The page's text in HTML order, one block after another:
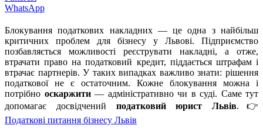
WhatsApp
Блокування податкових накладних — це одна з найбільш
критичних проблем для бізнесу у Львові. Підприємство
позбавляється можливості реєструвати накладні, а отже,
втрачати право на податковий кредит, піддається штрафам і
втрачає партнерів. У таких випадках важливо знати: рішення
податкової не є остаточним. Кожне блокування можна і
потрібно оскаржити— адміністративно чи в суді. Саме тут
допомагає досвідчений податковий юрист Львів.👉
Податкові питання бізнесу Львів